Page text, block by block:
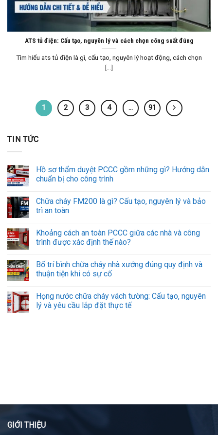
ATS tủ điện: Cấu tạo, nguyên lý và cách chọn công suất đúng
Tìm hiểu ats tủ điện là gì, cấu tạo, nguyên lý hoạt động, cách chọn
[...]
1 2 3 4 … 91
TIN TỨC
Hồ sơ thẩm duyệt PCCC gồm những gì? Hướng dẫn
chuẩn bị cho công trình
Chữa cháy FM200 là gì? Cấu tạo, nguyên lý và bảo
trì an toàn
Khoảng cách an toàn PCCC giữa các nhà và công
trình được xác định thế nào?
Bố trí bình chữa cháy nhà xưởng đúng quy định và
thuận tiện khi có sự cố
Họng nước chữa cháy vách tường: Cấu tạo, nguyên
lý và yêu cầu lắp đặt thực tế
GIỚI THIỆU